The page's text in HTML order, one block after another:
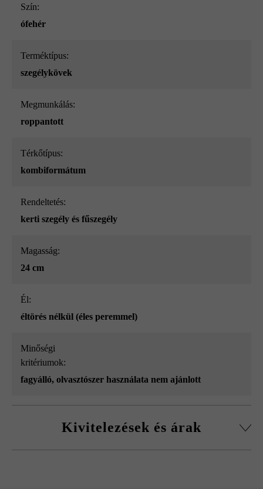
Szín:
ófehér
Terméktípus:
szegélykövek
megmunkálás:
roppantott
Térkőtípus:
kombiformátum
Rendeltetés:
kerti szegély és fűszegély
Magasság:
24 cm
él:
éltörés nélkül (éles peremmel)
Minőségi
kritériumok:
fagyálló, olvasztószer használata nem ajánlott
Kivitelezések és árak